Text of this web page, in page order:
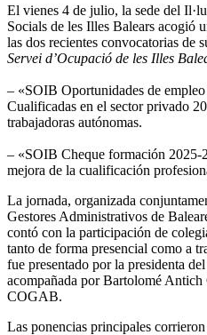
El vienes 4 de julio, la sede del
Socials de les Illes Balears acogió
las dos recientes convocatorias de
Servei d’Ocupació de les Illes
– «SOIB Oportunidades de empleo
Cualificadas en el sector privado
trabajadoras autónomas.
– «SOIB Cheque formación
mejora de la cualificación
La jornada, organizada
Gestores Administrativos de
contó con la participación de
tanto de forma presencial como a
fue presentado por la presidenta
acompañada por Bartolomé Antich
COGAB.
Las ponencias principales